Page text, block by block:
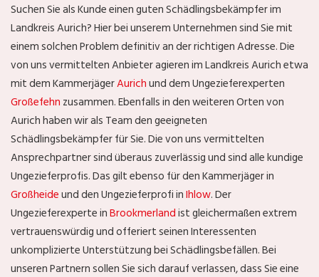
Suchen Sie als Kunde einen guten Schädlingsbekämpfer im
Landkreis Aurich? Hier bei unserem Unternehmen sind Sie mit
einem solchen Problem definitiv an der richtigen Adresse. Die
von uns vermittelten Anbieter agieren im Landkreis Aurich etwa
mit dem KammerjägerAurichund dem Ungezieferexperten
Großefehn zusammen. Ebenfalls in den weiteren Orten von
Aurich haben wir als Team den geeigneten
Schädlingsbekämpfer für Sie. Die von uns vermittelten
Ansprechpartner sind überaus zuverlässig und sind alle kundige
Ungezieferprofis. Das gilt ebenso für den Kammerjäger in
Großheideund den Ungezieferprofi inIhlow. Der
Ungezieferexperte inBrookmerlandist gleichermaßen extrem
vertrauenswürdig und offeriert seinen Interessenten
unkomplizierte Unterstützung bei Schädlingsbefällen. Bei
unseren Partnern sollen Sie sich darauf verlassen, dass Sie eine